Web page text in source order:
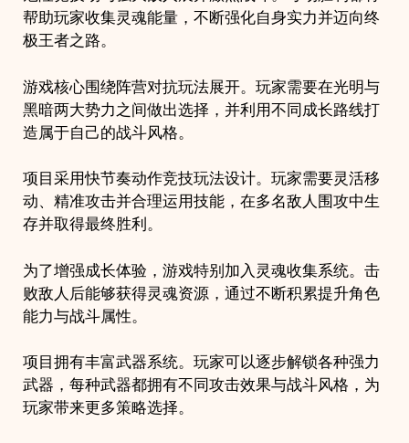
帮助玩家收集灵魂能量，不断强化自身实力并迈向终
极王者之路。
游戏核心围绕阵营对抗玩法展开。玩家需要在光明与
黑暗两大势力之间做出选择，并利用不同成长路线打
造属于自己的战斗风格。
项目采用快节奏动作竞技玩法设计。玩家需要灵活移
动、精准攻击并合理运用技能，在多名敌人围攻中生
存并取得最终胜利。
为了增强成长体验，游戏特别加入灵魂收集系统。击
败敌人后能够获得灵魂资源，通过不断积累提升角色
能力与战斗属性。
项目拥有丰富武器系统。玩家可以逐步解锁各种强力
武器，每种武器都拥有不同攻击效果与战斗风格，为
玩家带来更多策略选择。